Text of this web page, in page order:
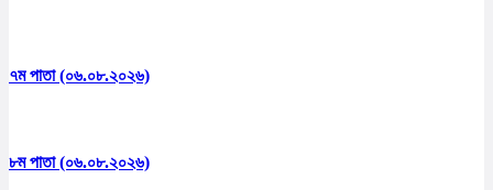
৭ম পাতা (০৬.০৮.২০২৬)
৮ম পাতা (০৬.০৮.২০২৬)